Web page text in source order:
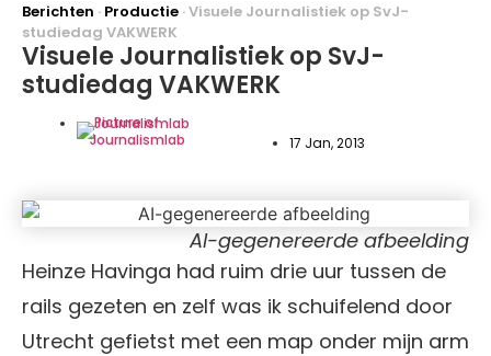
Berichten · Productie ·Visuele Journalistiek op SvJ-
studiedag VAKWERK
Visuele Journalistiek op SvJ-
studiedag VAKWERK
Journalismlab 17 Jan, 2013
AI-gegenereerde afbeelding
Heinze Havinga had ruim drie uur tussen de
rails gezeten en zelf was ik schuifelend door
Utrecht gefietst met een map onder mijn arm